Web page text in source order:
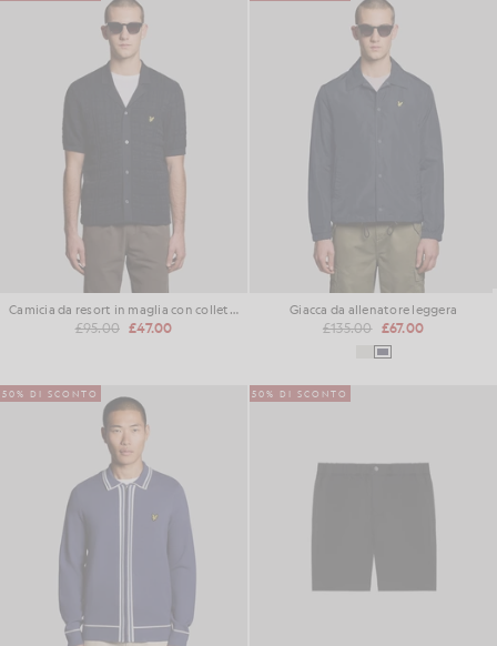
Camicia da resort in maglia con colletto Revere
£95.00 £47.00
Giacca da allenatore leggera
£135.00 £67.00
50% DI SCONTO 50% DI SCONTO